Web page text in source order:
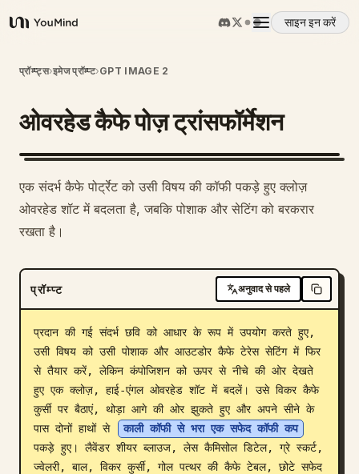
YouMind
साइन इन करें
अवलोकन
उपयोग के मामले
प्रॉम्प्ट
मूल्य निर्धारण
डाउनलोड
अपडेट
प्रॉम्प्ट्स›इमेज प्रॉम्प्ट›GPT IMAGE 2
ओवरहेड कैफे पोज़ ट्रांसफॉर्मेशन
एक संदर्भ कैफे पोर्ट्रेट को उसी विषय की कॉफी पकड़े हुए क्लोज़
ओवरहेड शॉट में बदलता है, जबकि पोशाक और सेटिंग को बरकरार
रखता है।
प्रॉम्प्ट अनुवाद से पहले
प्रदान की गई संदर्भ छवि को आधार के रूप में उपयोग करते हुए,
उसी विषय को उसी पोशाक और आउटडोर कैफे टेरेस सेटिंग में फिर
से तैयार करें, लेकिन कंपोजिशन को ऊपर से नीचे की ओर देखते
हुए एक क्लोज़, हाई-एंगल ओवरहेड शॉट में बदलें। उसे विकर कैफे
कुर्सी पर बैठाएं, थोड़ा आगे की ओर झुकते हुए और अपने सीने के
पास दोनों हाथों से
काली कॉफी से भरा एक सफेद कॉफी कप
पकड़े हुए। लैवेंडर शीयर ब्लाउज, लेस कैमिसोल डिटेल, ग्रे स्कर्ट,
ज्वेलरी, बाल, विकर कुर्सी, गोल पत्थर की कैफे टेबल, छोटे सफेद